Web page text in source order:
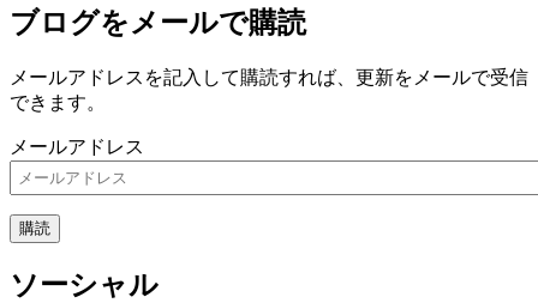
ブログをメールで購読
メールアドレスを記入して購読すれば、更新をメールで受信
できます。
メールアドレス
購読
ソーシャル